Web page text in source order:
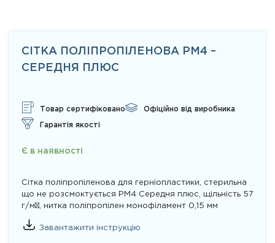
СІТКА ПОЛІПРОПІЛЕНОВА PM4 –
СЕРЕДНЯ ПЛЮС
Товар сертифіковано Офіційно від виробника
Гарантія якості
Є в наявності
Сітка поліпропіленова для герніопластики, стерильна
що не розсмоктується PM4 Середня плюс, щільність 57
г/м², нитка поліпропілен монофіламент 0,15 мм
Завантажити інструкцію